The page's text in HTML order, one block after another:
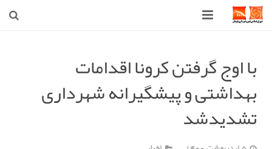
شهرداری
شورای اسلامی شهر قوچان
با اوج گرفتن کرونا اقدامات
بهداشتی و پیشگیرانه شهرداری
تشدیدشد